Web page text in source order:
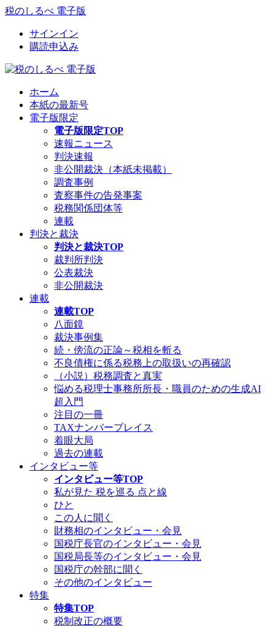
税のしるべ 電子版
サインイン
購読申込み
ホーム
本紙の最新号
電子版限定
電子版限定TOP
速報ニュース
判決速報
非公開裁決（本紙未掲載）
調査事例
査察事件の告発事案
税務関係団体等
連載
判決と裁決
判決と裁決TOP
裁判所判決
公表裁決
非公開裁決
連載
連載TOP
八面鏡
裁決事例集
続・傍流の正論～税相を斬る
不良債権に係る税務上の取扱いの再確認
（小説）税務調査と真実
悩める税理士事務所所長・職員のための生成AI
超入門
注目の一冊
TAXナンバープレイス
着眼大局
過去の連載
インタビュー等
インタビュー等TOP
私が見た 税を巡る 点と線
ひと
この人に聞く
財務相のインタビュー・会見
国税庁長官のインタビュー・会見
国税局長等のインタビュー・会見
国税庁の幹部に聞く
その他のインタビュー
特集
特集TOP
税制改正の概要